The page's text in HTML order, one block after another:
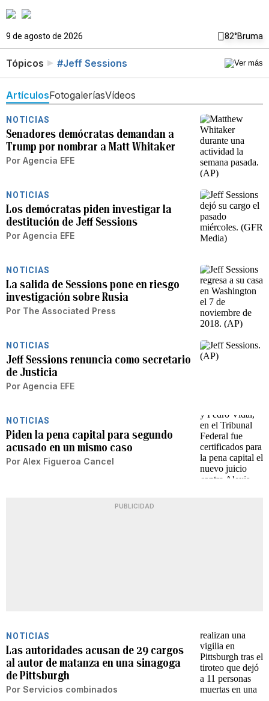
9 de agosto de 2026 82°Bruma
Tópicos #Jeff Sessions
ArtículosFotogaleríasVídeos
NOTICIAS
Senadores demócratas demandan a
Trump por nombrar a Matt Whitaker
Por Agencia EFE
NOTICIAS
Los demócratas piden investigar la
destitución de Jeff Sessions
Por Agencia EFE
NOTICIAS
La salida de Sessions pone en riesgo
investigación sobre Rusia
Por The Associated Press
NOTICIAS
Jeff Sessions renuncia como secretario
de Justicia
Por Agencia EFE
NOTICIAS
Piden la pena capital para segundo
acusado en un mismo caso
Por Alex Figueroa Cancel
PUBLICIDAD
NOTICIAS
Las autoridades acusan de 29 cargos
al autor de matanza en una sinagoga
de Pittsburgh
Por Servicios combinados